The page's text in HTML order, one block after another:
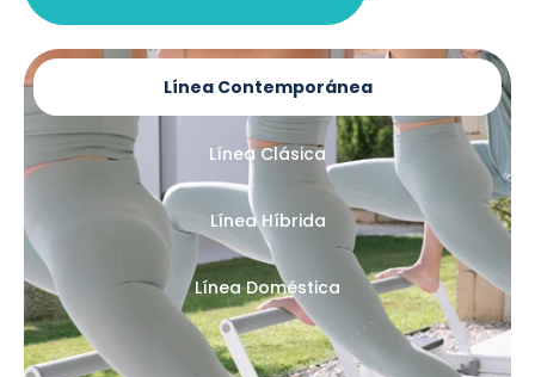
Línea Contemporánea
Línea Clásica
Línea Híbrida
Línea Doméstica